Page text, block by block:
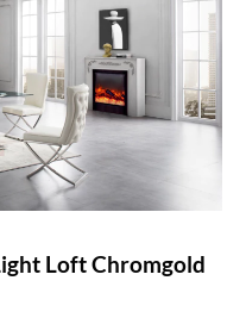
Loft Chromgold